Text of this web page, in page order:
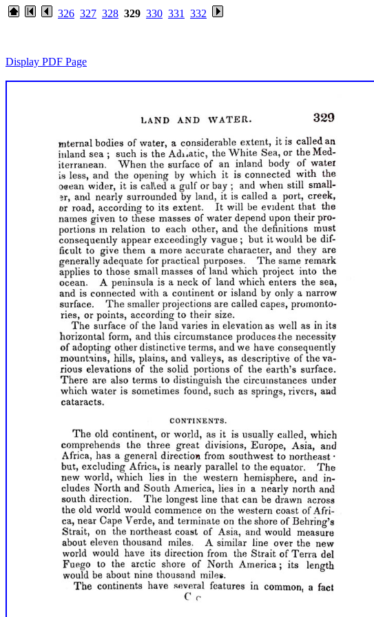
326 327 328 329 330 331 332
Display PDF Page